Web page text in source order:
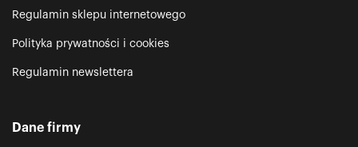
Regulamin sklepu internetowego
Polityka prywatności i cookies
Regulamin newslettera
Dane firmy